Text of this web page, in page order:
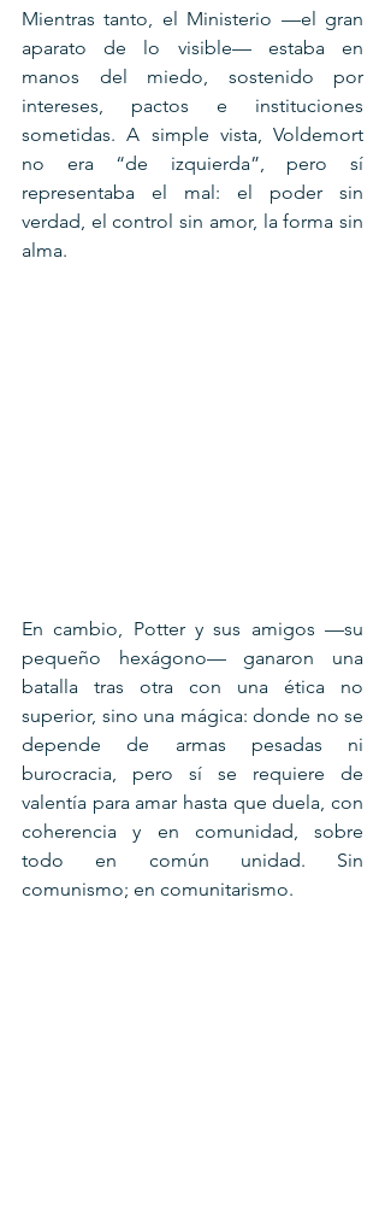
Mientras tanto, el Ministerio —el gran
aparato de lo visible— estaba en
manos del miedo, sostenido por
intereses, pactos e instituciones
sometidas. A simple vista, Voldemort
no era “de izquierda”, pero sí
representaba el mal: el poder sin
verdad, el control sin amor, la forma sin
alma.
En cambio, Potter y sus amigos —su
pequeño hexágono— ganaron una
batalla tras otra con una ética no
superior, sino una mágica: donde no se
depende de armas pesadas ni
burocracia, pero sí se requiere de
valentía para amar hasta que duela, con
coherencia y en comunidad, sobre
todo en común unidad. Sin
comunismo; en comunitarismo.